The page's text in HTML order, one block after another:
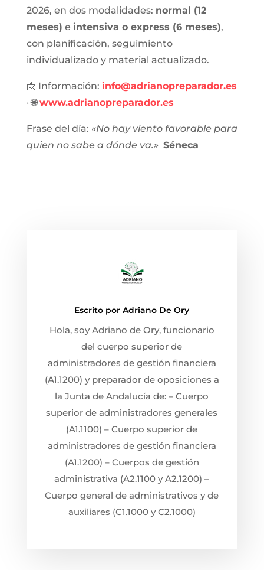
2026, en dos modalidades: normal (12
meses) e intensiva o express (6 meses),
con planificación, seguimiento
individualizado y material actualizado.
📩 Información: info@adrianopreparador.es
· 🌐www.adrianopreparador.es
Frase del día: «No hay viento favorable para
quien no sabe a dónde va.» Séneca
Escrito porAdriano De Ory
Hola, soy Adriano de Ory, funcionario
del cuerpo superior de
administradores de gestión financiera
(A1.1200) y preparador de oposiciones a
la Junta de Andalucía de: – Cuerpo
superior de administradores generales
(A1.1100) – Cuerpo superior de
administradores de gestión financiera
(A1.1200) – Cuerpos de gestión
administrativa (A2.1100 y A2.1200) –
Cuerpo general de administrativos y de
auxiliares (C1.1000 y C2.1000)